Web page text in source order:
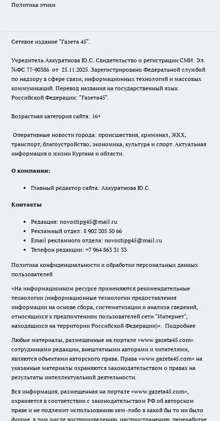
Политика этики
Сетевое издание "Газета 45".
Учредитель Аккуратнова Ю.С. Свидетельство о регистрации СМИ: Эл.
№ФС 77-90386 от 25.11.2025. Зарегистрировано Федеральной службой
по надзору в сфере связи, информационных технологий и массовых
коммуникаций. Перевод названия на государственный язык
Российской Федерации: "Газета45".
Возрастная категория сайта: 16+
Оперативные новости города: происшествия, криминал, ЖКХ,
транспорт, благоустройство, экономика, культура и спорт. Актуальная
информация о жизни Кургана и области.
О компании:
Главный редактор сайта: Аккуратнова Ю.С.
Контакты
Редакция: novostipg45@mail.ru
Рекламный отдел: 8 902 205 50 66
Email рекламного отдела: novostipg45@mail.ru
Телефон редакции: +7 964 863 31 33
Политика конфиденциальности и обработки персональных данных
пользователей
«На информационном ресурсе применяются рекомендательные
технологии (информационные технологии предоставления
информации на основе сбора, систематизации и анализа сведений,
относящихся к предпочтениям пользователей сети "Интернет",
находящихся на территории Российской Федерации)». Подробнее
Любые материалы, размещенные на портале «www.gazeta45.com»
сотрудниками редакции, внештатными авторами и читателями,
являются объектами авторского права. Права «www.gazeta45.com» на
указанные материалы охраняются законодательством о правах на
результаты интеллектуальной деятельности.
Вся информация, размещенная на портале «www.gazeta45.com»,
охраняется в соответствии с законодательством РФ об авторском
праве и не подлежит использованию кем-либо в какой бы то ни было
форме, в том числе воспроизведению, распространению, переработке